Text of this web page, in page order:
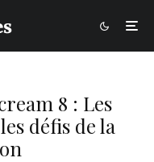
8 : Les
défis de la